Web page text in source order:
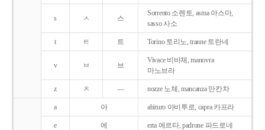
s ㅅ 스
Sorrento 소렌토, asma 아스마,
sasso 사소
t ㅌ 트 Torino 토리노, tranne 트란네
v ㅂ 브
Vivace 비바체, manovra
마노브라
z ㅊ ― nozze 노체, mancanza 만칸차
a 아 abituro 아비투로, capra 카프라
e 에 erta 에르타, padrone 파드로네